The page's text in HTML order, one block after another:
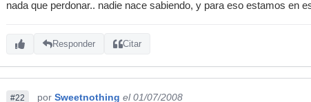
charleston, si hubiera una pista más para la
usar esta pista con un amplitube o similar, también
nada que perdonar.. nadie nace sabiendo, y para eso estamos en
Responder Citar
#22 por Sweetnothing el 01/07/2008